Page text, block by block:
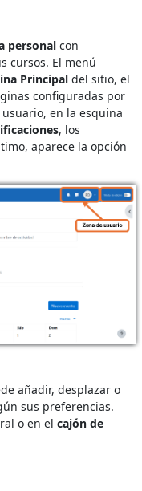
personal con
cursos. El menú
Principal del sitio, el
configuradas por
en la esquina
, los
aparece la opción
añadir, desplazar o
sus preferencias.
o en el cajón de